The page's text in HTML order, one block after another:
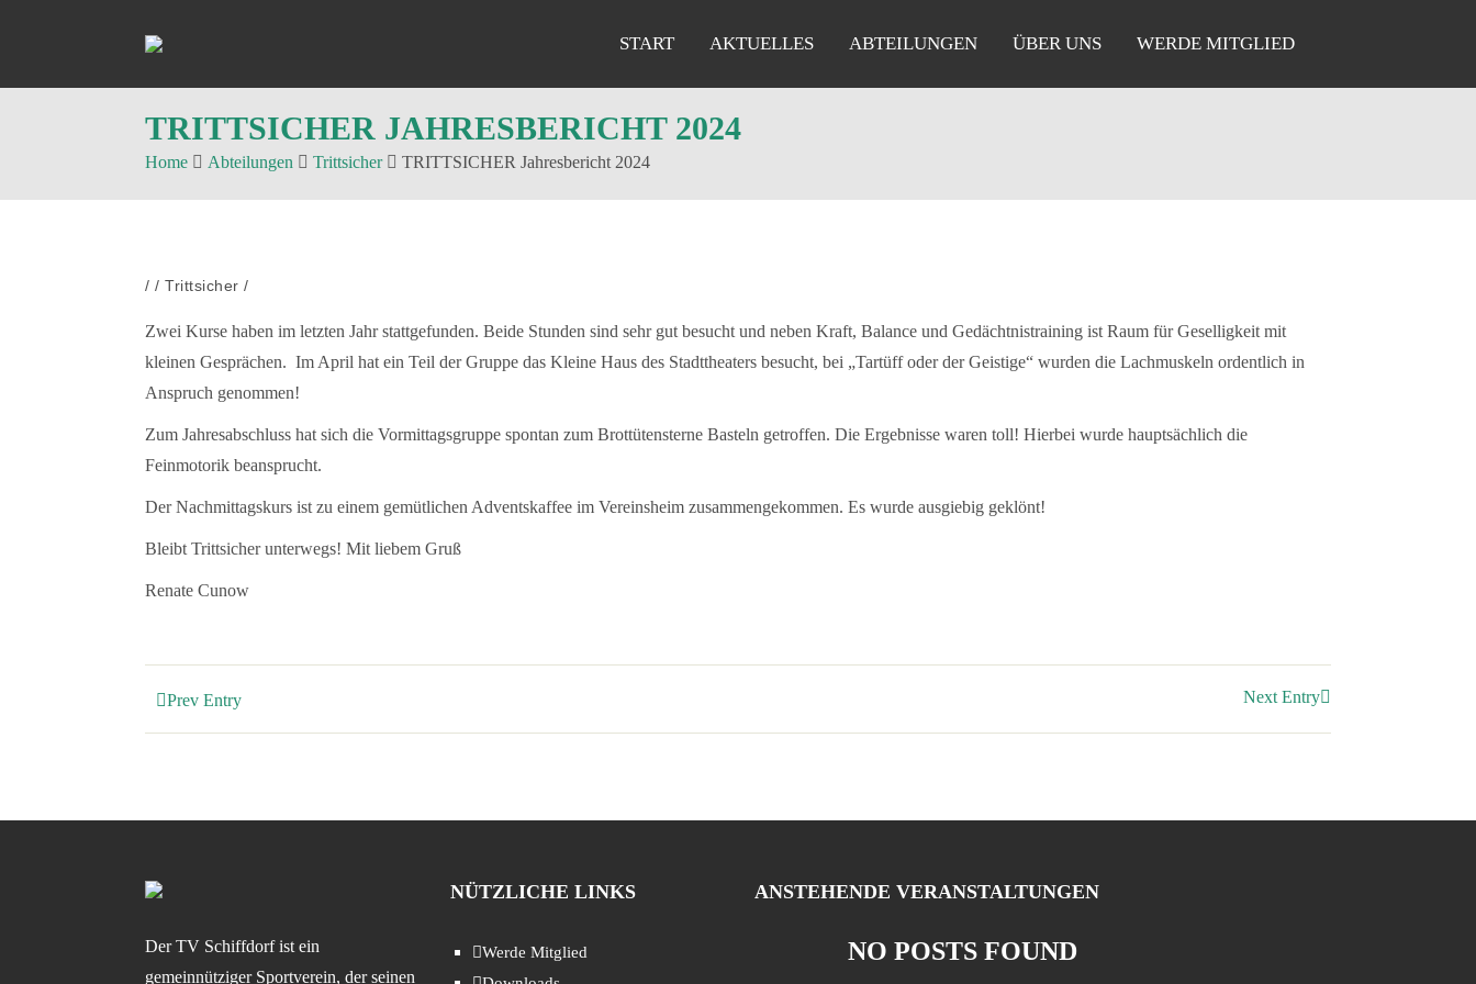
START AKTUELLES ABTEILUNGEN ÜBER UNS WERDE MITGLIED
TRITTSICHER JAHRESBERICHT 2024
Home Abteilungen Trittsicher TRITTSICHER Jahresbericht 2024
/ / Trittsicher /
Zwei Kurse haben im letzten Jahr stattgefunden. Beide Stunden sind sehr gut besucht und neben Kraft, Balance und Gedächtnistraining ist Raum für Geselligkeit mit
kleinen Gesprächen. Im April hat ein Teil der Gruppe das Kleine Haus des Stadttheaters besucht, bei „Tartüff oder der Geistige“ wurden die Lachmuskeln ordentlich in
Anspruch genommen!
Zum Jahresabschluss hat sich die Vormittagsgruppe spontan zum Brottütensterne Basteln getroffen. Die Ergebnisse waren toll! Hierbei wurde hauptsächlich die
Feinmotorik beansprucht.
Der Nachmittagskurs ist zu einem gemütlichen Adventskaffee im Vereinsheim zusammengekommen. Es wurde ausgiebig geklönt!
Bleibt Trittsicher unterwegs! Mit liebem Gruß
Renate Cunow
Prev Entry Next Entry
Der TV Schiffdorf ist ein
gemeinnütziger Sportverein, der seinen
NÜTZLICHE LINKS
Werde Mitglied
ANSTEHENDE VERANSTALTUNGEN
NO POSTS FOUND